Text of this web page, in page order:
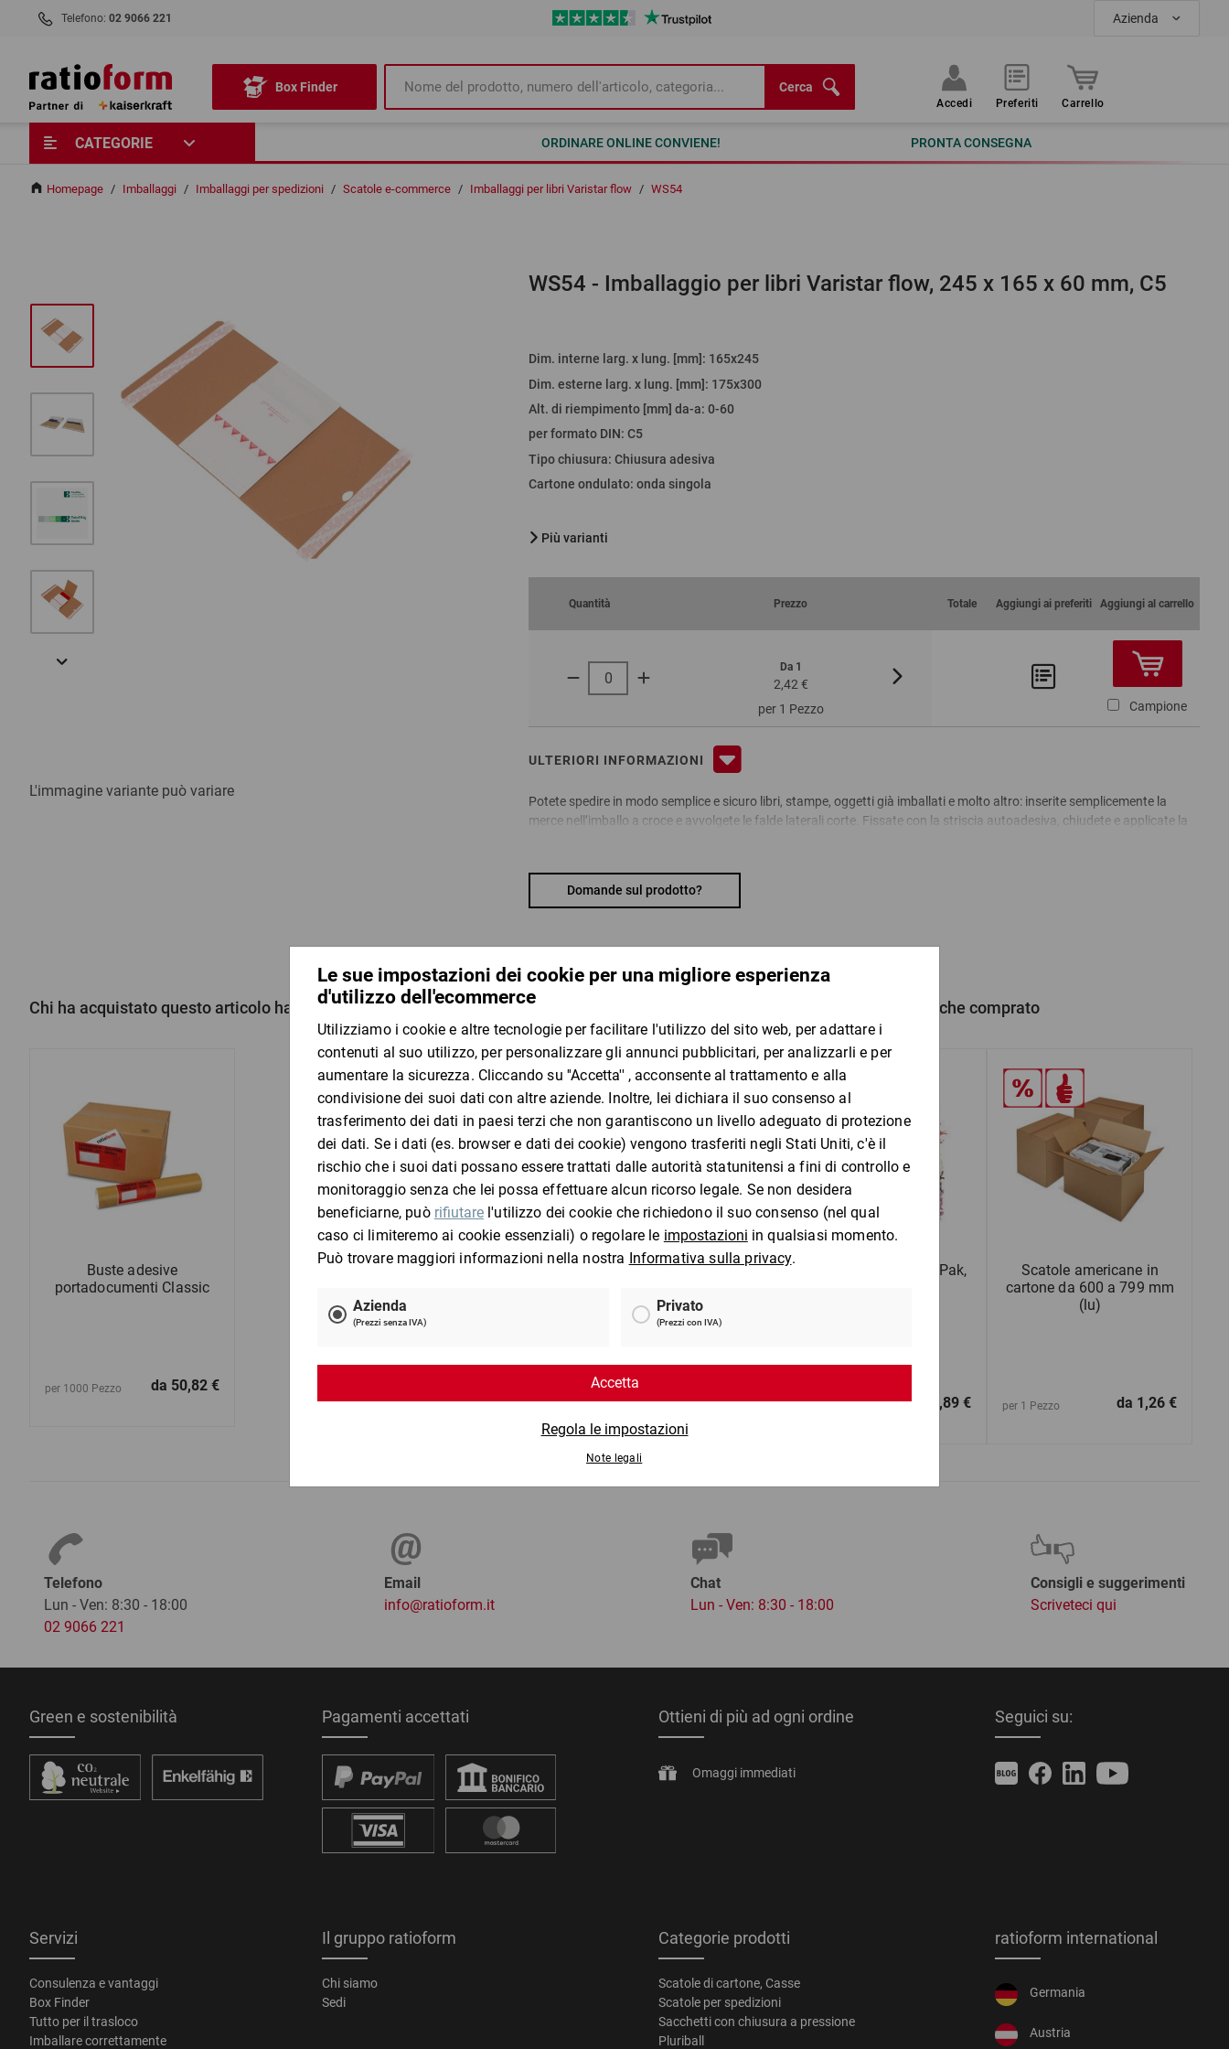
Telefono: 02 9066 221 Azienda
Box Finder Cerca
Accedi Preferiti Carrello
CATEGORIE ORDINARE ONLINE CONVIENE! PRONTA CONSEGNA
Homepage / Imballaggi / Imballaggi per spedizioni / Scatole e-commerce / Imballaggi per libri Varistar flow / WS54
L'immagine variante può variare
WS54 - Imballaggio per libri Varistar flow, 245 x 165 x 60 mm, C5
Dim. interne larg. x lung. [mm] : 165x245
Dim. esterne larg. x lung. [mm] : 175x300
Alt. di riempimento [mm] da-a: 0-60
per formato DIN: C5
Tipo chiusura: Chiusura adesiva
Cartone ondulato: onda singola
Più varianti
Quantità Prezzo Totale Aggiungi ai preferiti Aggiungi al carrello
Da 1
2,42 €
per 1 Pezzo
Campione
ULTERIORI INFORMAZIONI
Potete spedire in modo semplice e sicuro libri, stampe, oggetti già imballati e molto altro: inserite semplicemente la
merce nell’imballo a croce e avvolgete le falde laterali corte. Fissate con la striscia autoadesiva, chiudete e applicate la
I vostri vantaggi:
flessibile grazie all’altezza di riempimento variabile
con pratiche falde laterali regolabili, non serve materiale di riempimento
la doppia chiusura autoadesiva impedisce il prelievo del contenuto
apertura semplice grazie al sistema a strappo
Materiale:
cartone a onda singola
ratioform flow – L’acceleratore di efficienza del processo di imballaggio.
Domande sul prodotto?
Chi ha acquistato questo articolo ha acquistato anche
Buste adesive
portadocumenti Classic
per 1000 Pezzo da 50,82 €
I clienti che hanno visto questo prodotto hanno anche comprato
Scatole per libri con falde
per 1 Pezzo da 0,83 €
Paglia di carta SizzlePak,
per 1 Cartone da 14,89 €
Scatole americane in
cartone da 600 a 799 mm
(lu)
per 1 Pezzo da 1,26 €
Telefono
Lun - Ven: 8:30 - 18:00
02 9066 221
Email
info@ratioform.it
Chat
Lun - Ven: 8:30 - 18:00
Consigli e suggerimenti
Scriveteci qui
Green e sostenibilità Pagamenti accettati Ottieni di più ad ogni ordine
Omaggi immediati
Seguici su:
Servizi
Consulenza e vantaggi
Box Finder
Tutto per il trasloco
Imballare correttamente
Il gruppo ratioform
Chi siamo
Sedi
Categorie prodotti
Scatole di cartone, Casse
Scatole per spedizioni
Sacchetti con chiusura a pressione
Pluriball
ratioform international
Germania
Austria